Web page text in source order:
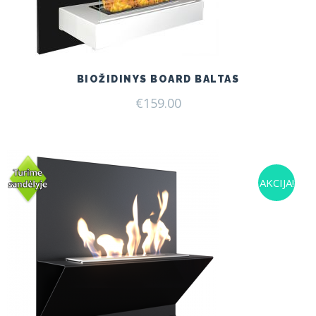
BIOŽIDINYS BOARD BALTAS
€159.00
AKCIJA!